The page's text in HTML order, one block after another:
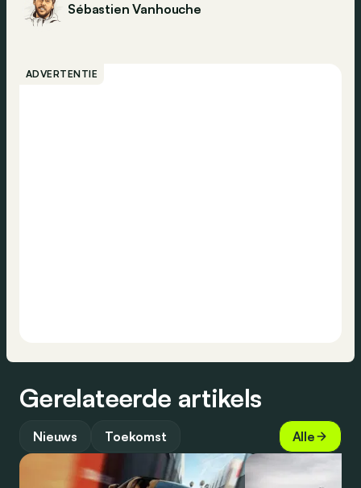
Sébastien Vanhouche
ADVERTENTIE
Gerelateerde artikels
Nieuws Toekomst Alle